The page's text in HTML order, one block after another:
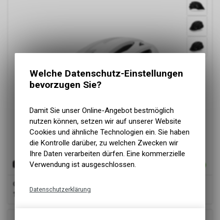
Giro
179.00 CHF
Welche Datenschutz-Einstellungen
bevorzugen Sie?
Damit Sie unser Online-Angebot bestmöglich
nutzen können, setzen wir auf unserer Website
Cookies und ähnliche Technologien ein. Sie haben
die Kontrolle darüber, zu welchen Zwecken wir
Ihre Daten verarbeiten dürfen. Eine kommerzielle
Verwendung ist ausgeschlossen.
Datenschutzerklärung